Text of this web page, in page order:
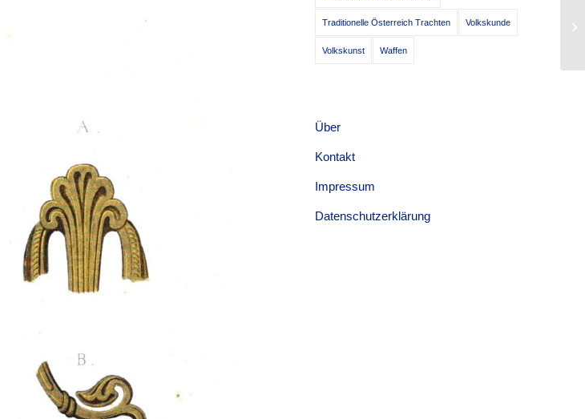
Traditionelle Österreich Trachten Volkskunde
Volkskunst Waffen
Über
Kontakt
Impressum
Datenschutzerklärung